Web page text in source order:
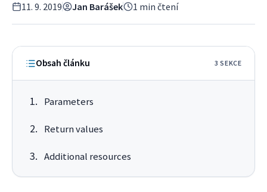
11. 9. 2019 Jan Barášek 1 min čtení
Obsah článku 3 SEKCE
Parameters
Return values
Additional resources